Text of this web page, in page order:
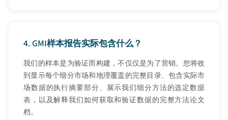
4.GMI样本报告实际包含什么？
我们的样本是为验证而构建，不仅仅是为了营销。您将收
到显示每个细分市场和地理覆盖的完整目录、包含实际市
场数据的执行摘要部分、展示我们细分方法的选定数据
表，以及解释我们如何获取和验证数据的完整方法论文
档。